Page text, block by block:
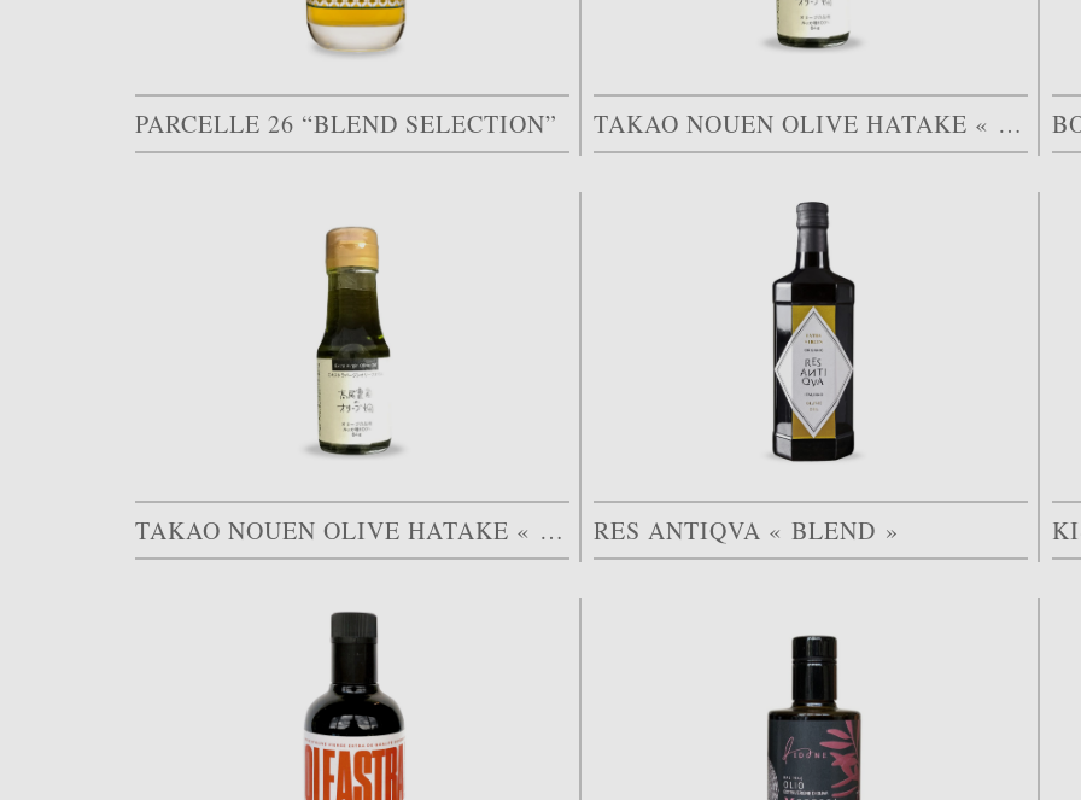
PARCELLE 26 “BLEND SELECTION” TAKAO NOUEN OLIVE HATAKE « TAGGIASCA »
TAKAO NOUEN OLIVE HATAKE « LUCCA » RES ANTIQVA « BLEND »